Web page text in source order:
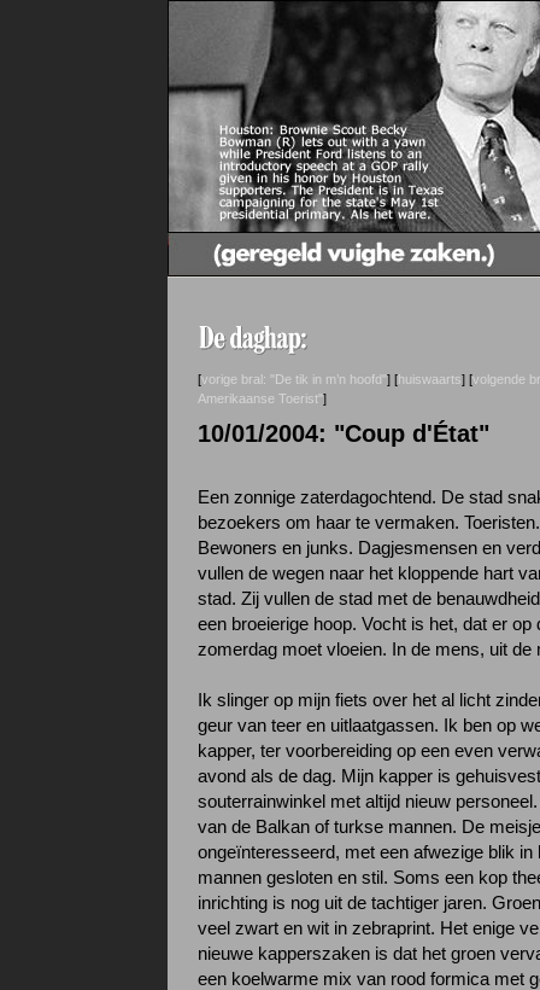
[vorige bral: "De tik in m’n hoofd"] [huiswaarts] [volgende
Amerikaanse Toerist"]
10/01/2004: "Coup d'État"
Een zonnige zaterdagochtend. De stad
bezoekers om haar te vermaken.
Bewoners en junks. Dagjesmensen en
vullen de wegen naar het kloppende hart
stad. Zij vullen de stad met de
een broeierige hoop. Vocht is het, dat er op
zomerdag moet vloeien. In de mens, uit de
Ik slinger op mijn fiets over het al licht
geur van teer en uitlaatgassen. Ik ben op
kapper, ter voorbereiding op een even
avond als de dag. Mijn kapper is
souterrainwinkel met altijd nieuw
van de Balkan of turkse mannen. De
ongeïnteresseerd, met een afwezige blik in
mannen gesloten en stil. Soms een kop
inrichting is nog uit de tachtiger jaren.
veel zwart en wit in zebraprint. Het enige
nieuwe kapperszaken is dat het groen
een koelwarme mix van rood formica met